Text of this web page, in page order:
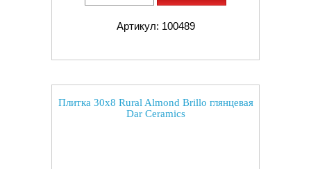
Артикул: 100489
Плитка 30x8 Rural Almond Brillo глянцевая
Dar Ceramics